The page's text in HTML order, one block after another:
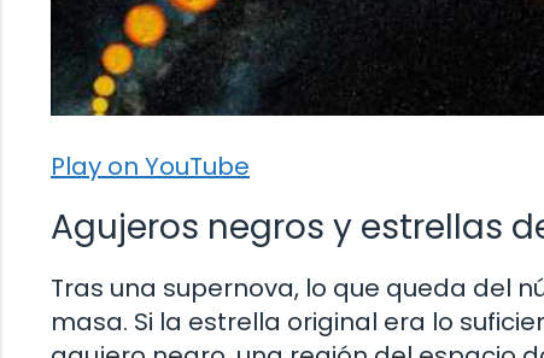
Play on YouTube
Agujeros negros y estrellas
Tras una supernova, lo que queda del
masa. Si la estrella original era lo